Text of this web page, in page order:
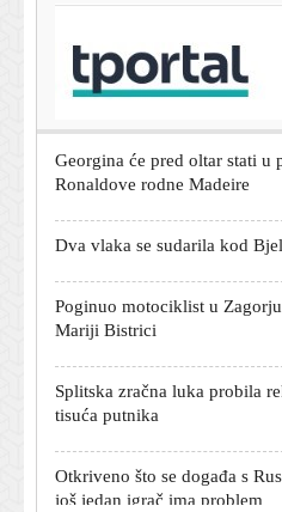
Uhićena 37-godišnja žena
muškarca u okolici Sl. Broda
Ronaldove rodne Madeire
Dva vlaka se sudarila kod
Poginuo motociklist u
Mariji Bistrici
Splitska zračna luka probila
tisuća putnika
Otkriveno što se događa s
još jedan igrač ima problem